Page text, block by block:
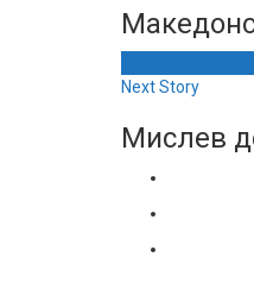
Next Story
Мислев